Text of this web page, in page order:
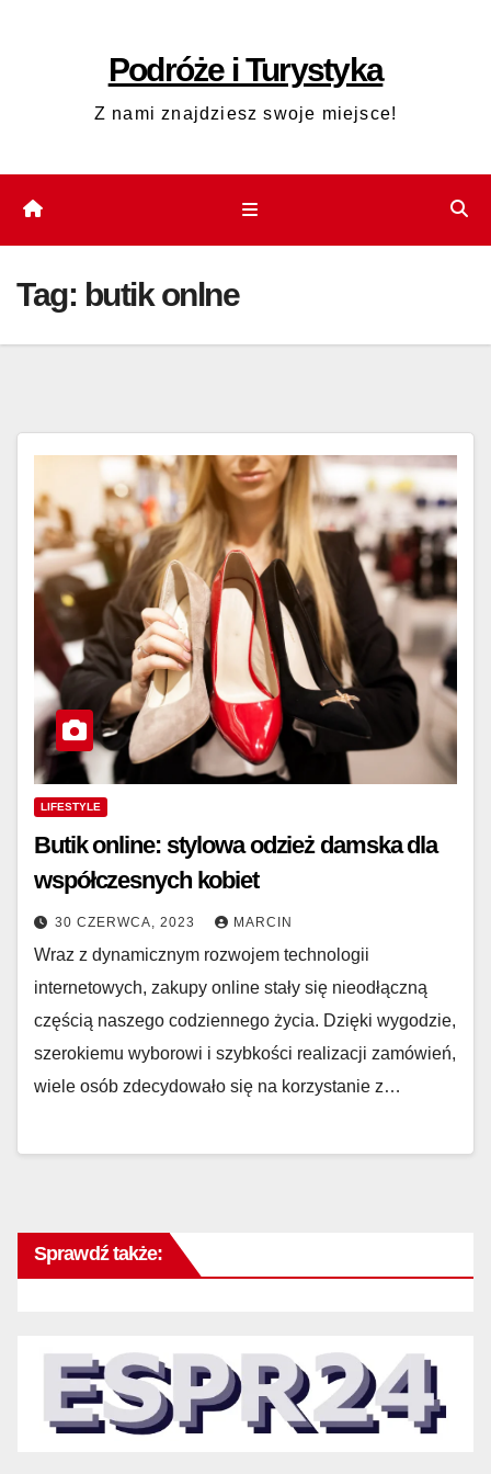
Podróże i Turystyka
Z nami znajdziesz swoje miejsce!
Tag: butik onlne
LIFESTYLE
Butik online: stylowa odzież damska dla
współczesnych kobiet
30 CZERWCA, 2023 MARCIN
Wraz z dynamicznym rozwojem technologii
internetowych, zakupy online stały się nieodłączną
częścią naszego codziennego życia. Dzięki wygodzie,
szerokiemu wyborowi i szybkości realizacji zamówień,
wiele osób zdecydowało się na korzystanie z…
Sprawdź także: